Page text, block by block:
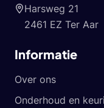
Harsweg 21
2461 EZ Ter Aar
Informatie
Over ons
Onderhoud en